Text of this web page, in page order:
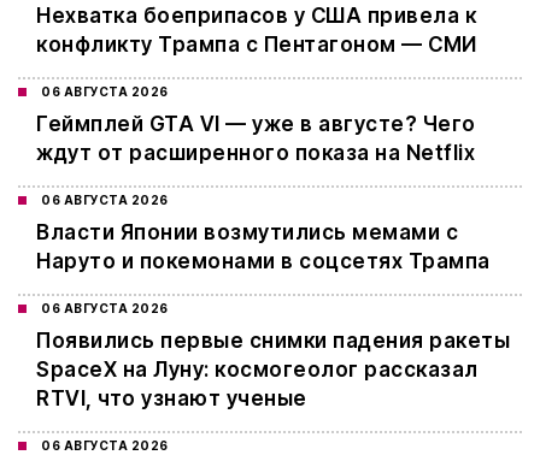
Нехватка боеприпасов у США привела к
конфликту Трампа с Пентагоном — СМИ
06 АВГУСТА 2026
Геймплей GTA VI — уже в августе? Чего
ждут от расширенного показа на Netflix
06 АВГУСТА 2026
Власти Японии возмутились мемами с
Наруто и покемонами в соцсетях Трампа
06 АВГУСТА 2026
Появились первые снимки падения ракеты
SpaceX на Луну: космогеолог рассказал
RTVI, что узнают ученые
06 АВГУСТА 2026